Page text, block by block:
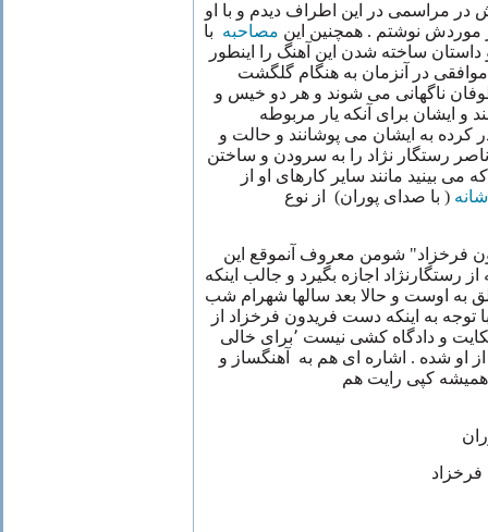
در مراسمی در این اطراف دیدم و با او
موردش نوشتم . همچنین این مصاحبه با
ساخته شدن این آهنگ را اینطور
در آنزمان به هنگام گلگشت
ناگهانی می شوند و هر دو خیس و
و ایشان برای آنکه یار مربوطه
کرده به ایشان می پوشانند و حالت و
رستگار نژاد را به سرودن و ساختن
می بینید مانند سایر کارهای او از
شانه ( با صدای پوران) از نوع
فرخزاد" شومن معروف آنموقع این
کرد ٬بدون آنکه از رستگارنژاد اجازه بگیرد و جالب اینکه
به اوست و حالا بعد سالها شهرام شب
توجه به اینکه دست فریدون فرخزاد از
این دنیا کوتاه است و قادر به شکایت و دادگاه کشی نیست ٬برای خالی
او شده . اشاره ای هم به آهنگساز و
همیشه کپی رایت هم